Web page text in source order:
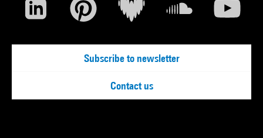
Subscribe to newsletter
Contact us